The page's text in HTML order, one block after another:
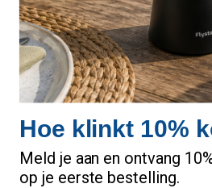
Hoe klinkt 10%
Meld je aan en ontvang
op je eerste bestelling.